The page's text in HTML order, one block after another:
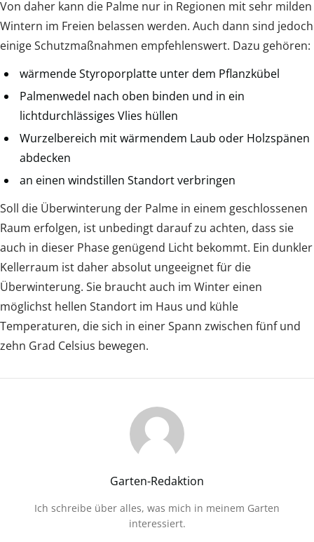
Von daher kann die Palme nur in Regionen mit sehr milden
Wintern im Freien belassen werden. Auch dann sind jedoch
einige Schutzmaßnahmen empfehlenswert. Dazu gehören:
wärmende Styroporplatte unter dem Pflanzkübel
Palmenwedel nach oben binden und in ein
lichtdurchlässiges Vlies hüllen
Wurzelbereich mit wärmendem Laub oder Holzspänen
abdecken
an einen windstillen Standort verbringen
Soll die Überwinterung der Palme in einem geschlossenen
Raum erfolgen, ist unbedingt darauf zu achten, dass sie
auch in dieser Phase genügend Licht bekommt. Ein dunkler
Kellerraum ist daher absolut ungeeignet für die
Überwinterung. Sie braucht auch im Winter einen
möglichst hellen Standort im Haus und kühle
Temperaturen, die sich in einer Spann zwischen fünf und
zehn Grad Celsius bewegen.
Garten-Redaktion
Ich schreibe über alles, was mich in meinem Garten
interessiert.